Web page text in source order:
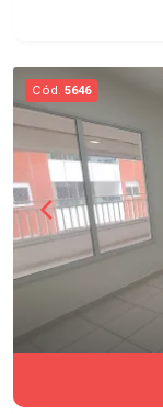
restaurantes,
principais
Cód. 5646